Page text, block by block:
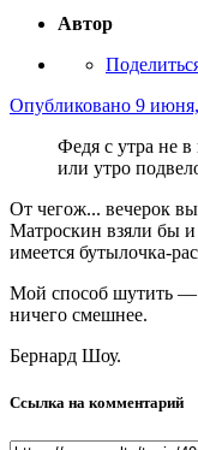
Автор
Опубликовано 9 июня,
Федя с утра не в
или утро
От чегож... вечерок
Матроскин взяли бы и
имеется бутылочка-
Мой способ шутить —
ничего смешнее.
Бернард Шоу.
Ссылка на комментарий